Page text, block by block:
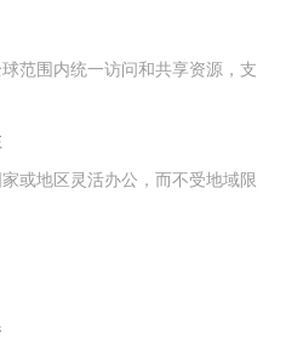
范围内统一访问和共享资源，支
或地区灵活办公，而不受地域限